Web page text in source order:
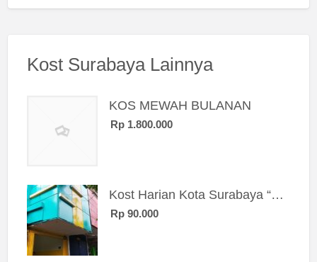
Kost Surabaya Lainnya
KOS MEWAH BULANAN
Rp 1.800.000
Kost Harian Kota Surabaya “Sierra Kost”
Rp 90.000